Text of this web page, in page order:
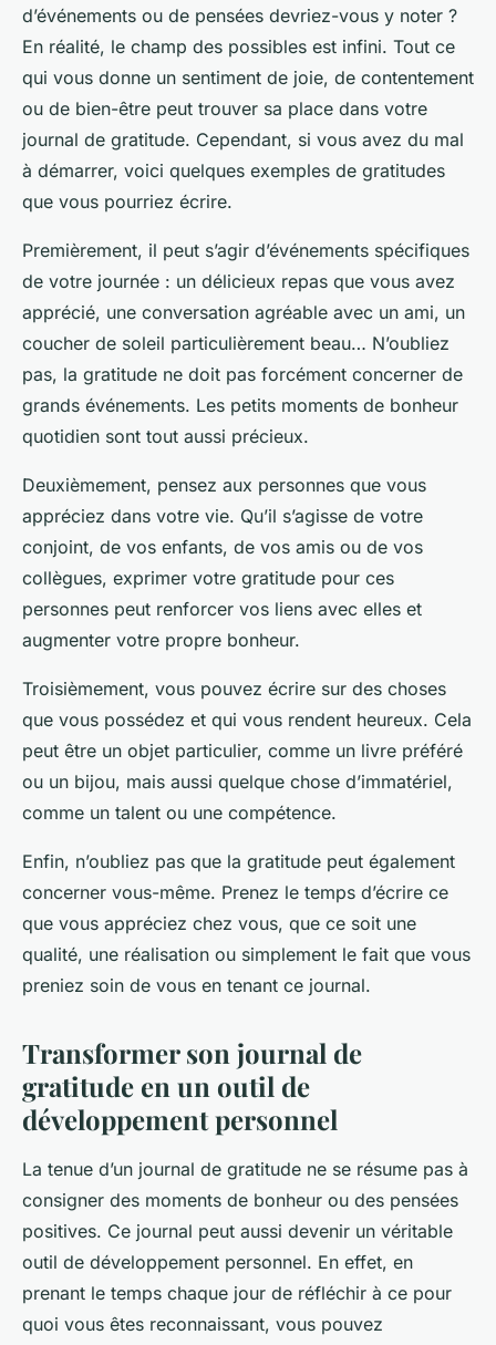
d’événements ou de pensées devriez-vous y noter ?
En réalité, le champ des possibles est infini. Tout ce
qui vous donne un sentiment de joie, de contentement
ou de bien-être peut trouver sa place dans votre
journal de gratitude. Cependant, si vous avez du mal
à démarrer, voici quelques exemples de gratitudes
que vous pourriez écrire.
Premièrement, il peut s’agir d’événements spécifiques
de votre journée : un délicieux repas que vous avez
apprécié, une conversation agréable avec un ami, un
coucher de soleil particulièrement beau… N’oubliez
pas, la gratitude ne doit pas forcément concerner de
grands événements. Les petits moments de bonheur
quotidien sont tout aussi précieux.
Deuxièmement, pensez aux personnes que vous
appréciez dans votre vie. Qu’il s’agisse de votre
conjoint, de vos enfants, de vos amis ou de vos
collègues, exprimer votre gratitude pour ces
personnes peut renforcer vos liens avec elles et
augmenter votre propre bonheur.
Troisièmement, vous pouvez écrire sur des choses
que vous possédez et qui vous rendent heureux. Cela
peut être un objet particulier, comme un livre préféré
ou un bijou, mais aussi quelque chose d’immatériel,
comme un talent ou une compétence.
Enfin, n’oubliez pas que la gratitude peut également
concerner vous-même. Prenez le temps d’écrire ce
que vous appréciez chez vous, que ce soit une
qualité, une réalisation ou simplement le fait que vous
preniez soin de vous en tenant ce journal.
Transformer son journal de
gratitude en un outil de
développement personnel
La tenue d’un journal de gratitude ne se résume pas à
consigner des moments de bonheur ou des pensées
positives. Ce journal peut aussi devenir un véritable
outil de développement personnel. En effet, en
prenant le temps chaque jour de réfléchir à ce pour
quoi vous êtes reconnaissant, vous pouvez